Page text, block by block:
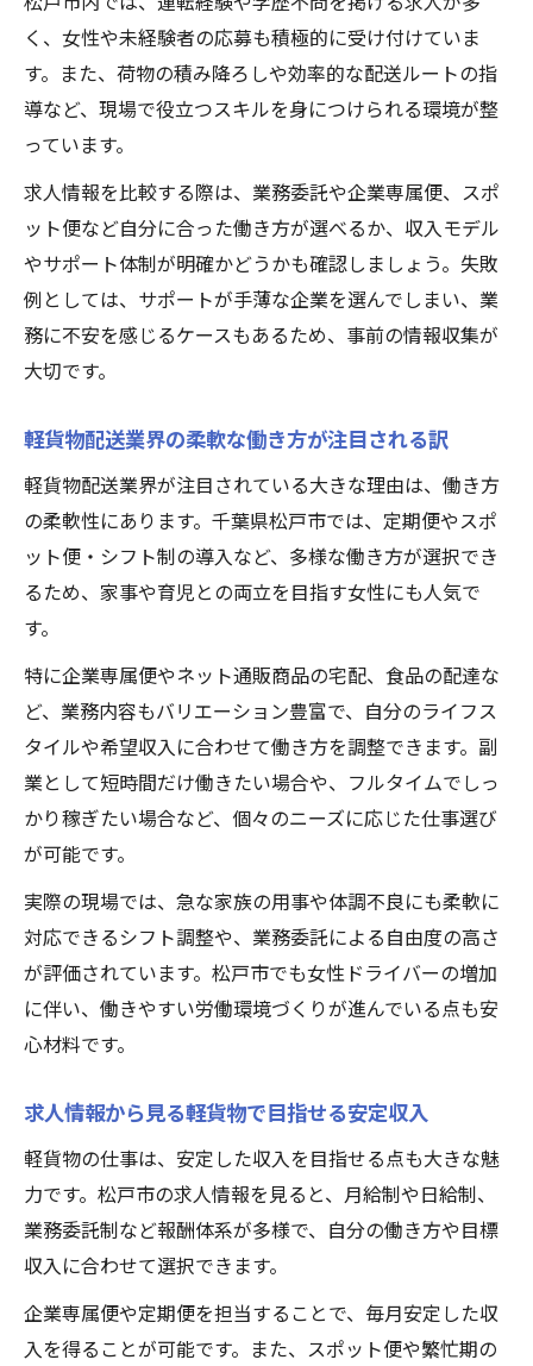
く、女性や未経験者の応募も積極的に受け付けていま
す。また、荷物の積み降ろしや効率的な配送ルートの指
導など、現場で役立つスキルを身につけられる環境が整
っています。
求人情報を比較する際は、業務委託や企業専属便、スポ
ット便など自分に合った働き方が選べるか、収入モデル
やサポート体制が明確かどうかも確認しましょう。失敗
例としては、サポートが手薄な企業を選んでしまい、業
務に不安を感じるケースもあるため、事前の情報収集が
大切です。
軽貨物配送業界の柔軟な働き方が注目される訳
軽貨物配送業界が注目されている大きな理由は、働き方
の柔軟性にあります。千葉県松戸市では、定期便やスポ
ット便・シフト制の導入など、多様な働き方が選択でき
るため、家事や育児との両立を目指す女性にも人気で
す。
特に企業専属便やネット通販商品の宅配、食品の配達な
ど、業務内容もバリエーション豊富で、自分のライフス
タイルや希望収入に合わせて働き方を調整できます。副
業として短時間だけ働きたい場合や、フルタイムでしっ
かり稼ぎたい場合など、個々のニーズに応じた仕事選び
が可能です。
実際の現場では、急な家族の用事や体調不良にも柔軟に
対応できるシフト調整や、業務委託による自由度の高さ
が評価されています。松戸市でも女性ドライバーの増加
に伴い、働きやすい労働環境づくりが進んでいる点も安
心材料です。
求人情報から見る軽貨物で目指せる安定収入
軽貨物の仕事は、安定した収入を目指せる点も大きな魅
力です。松戸市の求人情報を見ると、月給制や日給制、
業務委託制など報酬体系が多様で、自分の働き方や目標
収入に合わせて選択できます。
企業専属便や定期便を担当することで、毎月安定した収
入を得ることが可能です。また、スポット便や繁忙期の